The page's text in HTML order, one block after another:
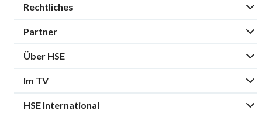
Rechtliches
Partner
Über HSE
Im TV
HSE International